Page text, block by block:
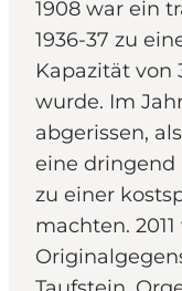
1908 war ein
1936-37 zu
Kapazität von
wurde. Im
abgerissen,
eine dringend
zu einer
machten.